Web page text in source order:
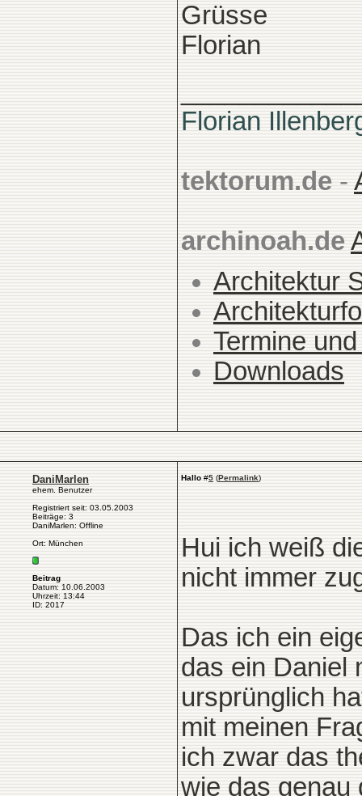
Grüsse
Florian
Florian
tektorum.de -
archinoah.de
Architektur
Termine
Downloads
DaniMarlen
ehem. Benutzer
Registriert seit: 03.05.2003
Beiträge: 3
DaniMarlen: Offline
Ort: München
Beitrag
Datum: 10.06.2003
Uhrzeit: 13:44
ID: 2017
Hallo #5 (Permalink)
Hui ich weiß
nicht immer
Das ich ein
das ein Daniel
ursprünglich
mit meinen
ich zwar das
wie das